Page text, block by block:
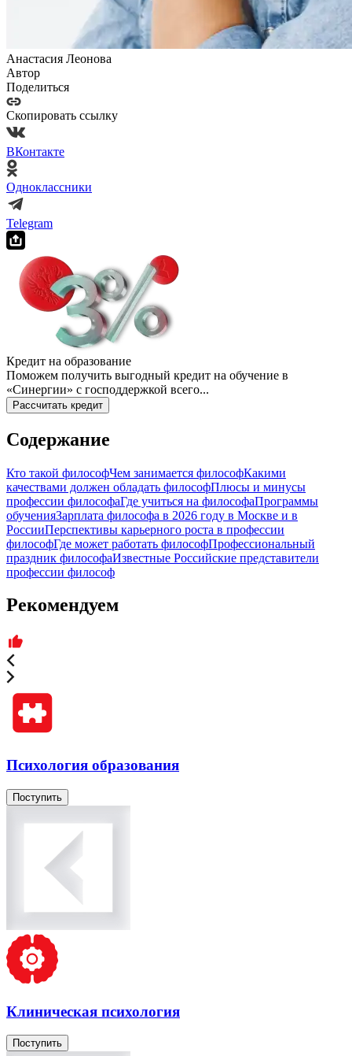
Анастасия Леонова
Автор
Поделиться
Скопировать ссылку
ВКонтакте
Одноклассники
Telegram
Кредит на образование
Поможем получить выгодный кредит на обучение в
«Синергии» с господдержкой всего...
Рассчитать кредит
Содержание
Кто такой философЧем занимается философКакими
качествами должен обладать философПлюсы и минусы
профессии философаГде учиться на философаПрограммы
обученияЗарплата философа в 2026 году в Москве и в
РоссииПерспективы карьерного роста в профессии
философГде может работать философПрофессиональный
праздник философаИзвестные Российские представители
профессии философ
Рекомендуем
Психология образования
Поступить
Клиническая психология
Поступить